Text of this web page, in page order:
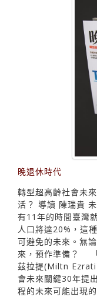
晚退休時代
轉型超高齡社會未
活？ 導讀 陳瑞貴
有11年的時間臺灣
人口將達20%，這
可避免的未來。無
來，預作準備？ 「
茲拉提(Miltn
會未來關鍵30年提
程的未來可能出現